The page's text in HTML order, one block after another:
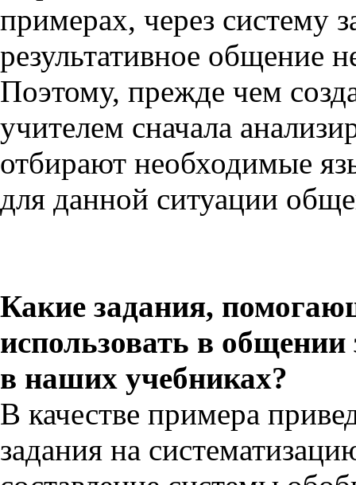
примерах, через систему
результативное общение
Поэтому, прежде чем
учителем сначала
отбирают необходимые
для данной ситуации
Какие задания,
использовать в
в наших учебниках?
В качестве примера
задания на